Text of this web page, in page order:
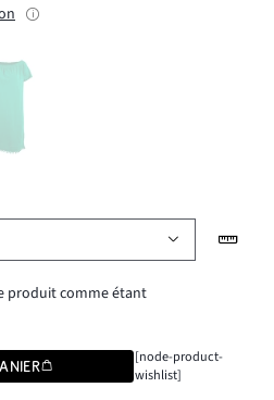
produit comme étant
[node-product-
wishlist]